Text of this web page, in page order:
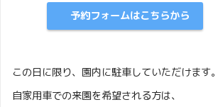
予約フォームはこちらから
この日に限り、園内に駐車していただけます。
自家用車での来園を希望される方は、